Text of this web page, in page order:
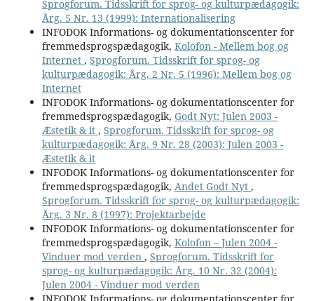
Sprogforum. Tidsskrift for sprog- og kulturpædagogik:
Årg. 5 Nr. 13 (1999): Internationalisering
INFODOK Informations- og dokumentationscenter for
fremmedsprogspædagogik, Kolofon - Mellem bog og
Internet , Sprogforum. Tidsskrift for sprog- og
kulturpædagogik: Årg. 2 Nr. 5 (1996): Mellem bog og
Internet
INFODOK Informations- og dokumentationscenter for
fremmedsprogspædagogik, Godt Nyt: Julen 2003 -
Æstetik & it , Sprogforum. Tidsskrift for sprog- og
kulturpædagogik: Årg. 9 Nr. 28 (2003): Julen 2003 -
Æstetik & it
INFODOK Informations- og dokumentationscenter for
fremmedsprogspædagogik, Andet Godt Nyt ,
Sprogforum. Tidsskrift for sprog- og kulturpædagogik:
Årg. 3 Nr. 8 (1997): Projektarbejde
INFODOK Informations- og dokumentationscenter for
fremmedsprogspædagogik, Kolofon – Julen 2004 -
Vinduer mod verden , Sprogforum. Tidsskrift for
sprog- og kulturpædagogik: Årg. 10 Nr. 32 (2004):
Julen 2004 - Vinduer mod verden